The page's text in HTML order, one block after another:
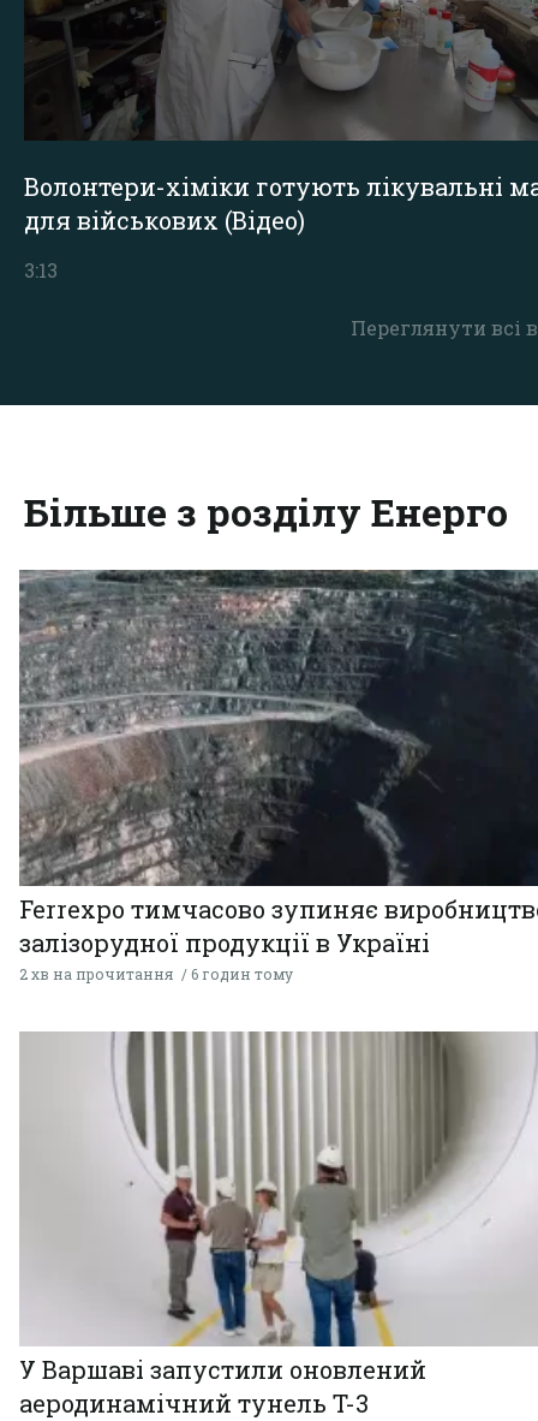
Переглянути всі
Волонтери-хіміки готують лікувальні
для військових (Відео)
3:13
Більше з розділу Енерго
Ferrexpo тимчасово зупиняє
залізорудної продукції в Україні
2 хв на прочитання 6 годин тому
У Варшаві запустили оновлений
аеродинамічний тунель T-3